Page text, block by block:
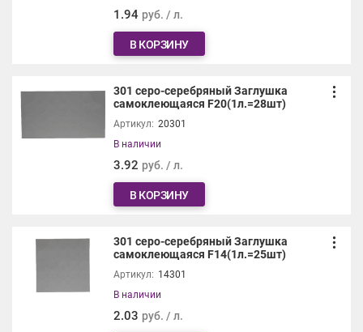
1.94 руб. / л.
В КОРЗИНУ
301 серо-серебряный Заглушка
самоклеющаяся F20(1л.=28шт)
Артикул: 20301
В наличии
3.92 руб. / л.
В КОРЗИНУ
301 серо-серебряный Заглушка
самоклеющаяся F14(1л.=25шт)
Артикул: 14301
В наличии
2.03 руб. / л.